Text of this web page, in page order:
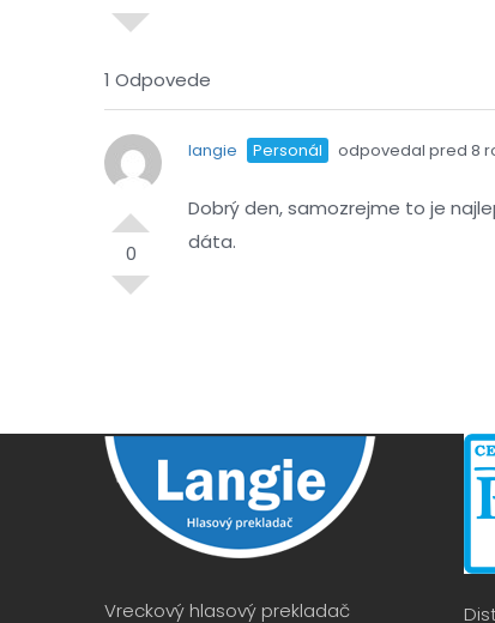
1 Odpovede
0
langie Personál odpovedal pred 8
Dobrý den, samozrejme to je
dáta.
Vreckový hlasový prekladač